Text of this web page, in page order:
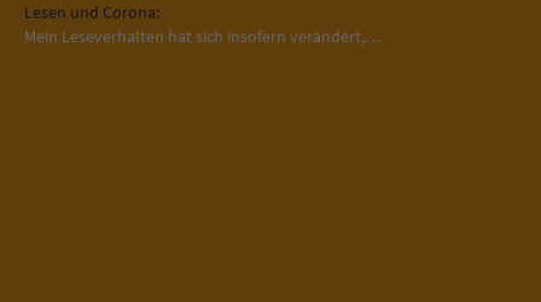
Lesen und Corona:
Mein Leseverhalten hat sich insofern verändert,…